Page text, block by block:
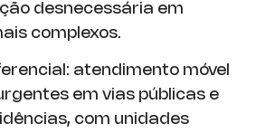
desnecessária em
complexos.
atendimento móvel
em vias públicas e
com unidades